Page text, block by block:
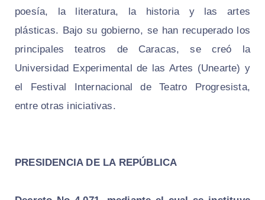
poesía, la literatura, la historia y las artes
plásticas. Bajo su gobierno, se han recuperado los
principales teatros de Caracas, se creó la
Universidad Experimental de las Artes (Unearte) y
el Festival Internacional de Teatro Progresista,
entre otras iniciativas.
PRESIDENCIA DE LA REPÚBLICA